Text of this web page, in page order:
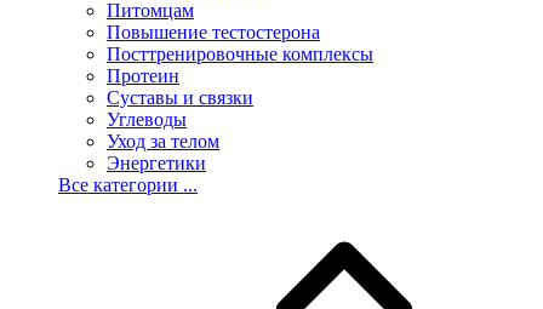
Питомцам
Повышение тестостерона
Посттренировочные комплексы
Протеин
Суставы и связки
Углеводы
Уход за телом
Энергетики
Все категории ...